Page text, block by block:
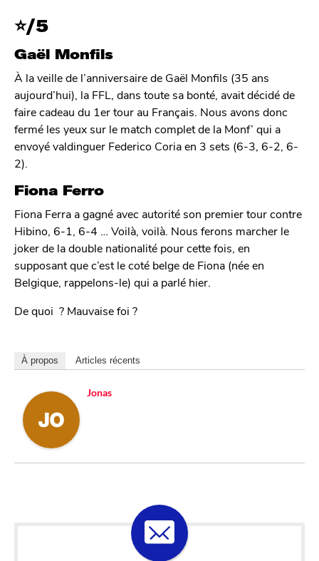
⭐/5
Gaël Monfils
À la veille de l’anniversaire de Gaël Monfils (35 ans
aujourd’hui), la FFL, dans toute sa bonté, avait décidé de
faire cadeau du 1er tour au Français. Nous avons donc
fermé les yeux sur le match complet de la Monf’ qui a
envoyé valdinguer Federico Coria en 3 sets (6-3, 6-2, 6-
2).
Fiona Ferro
Fiona Ferra a gagné avec autorité son premier tour contre
Hibino, 6-1, 6-4 … Voilà, voilà. Nous ferons marcher le
joker de la double nationalité pour cette fois, en
supposant que c’est le coté belge de Fiona (née en
Belgique, rappelons-le) qui a parlé hier.
De quoi ? Mauvaise foi ?
À propos Articles récents
Jonas